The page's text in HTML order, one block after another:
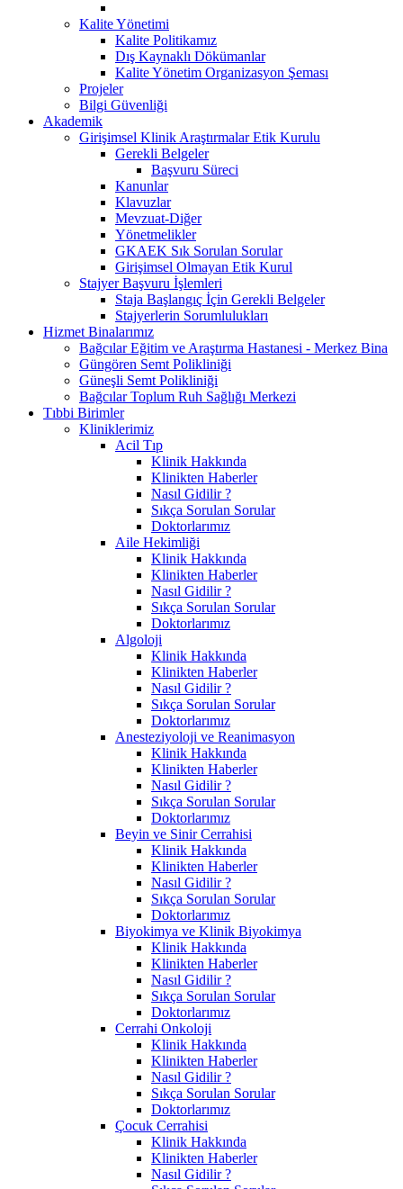
Kalite Yönetimi
Kalite Politikamız
Dış Kaynaklı Dökümanlar
Kalite Yönetim Organizasyon Şeması
Projeler
Bilgi Güvenliği
Akademik
Girişimsel Klinik Araştırmalar Etik Kurulu
Gerekli Belgeler
Başvuru Süreci
Kanunlar
Klavuzlar
Mevzuat-Diğer
Yönetmelikler
GKAEK Sık Sorulan Sorular
Girişimsel Olmayan Etik Kurul
Stajyer Başvuru İşlemleri
Staja Başlangıç İçin Gerekli Belgeler
Stajyerlerin Sorumlulukları
Hizmet Binalarımız
Bağcılar Eğitim ve Araştırma Hastanesi - Merkez Bina
Güngören Semt Polikliniği
Güneşli Semt Polikliniği
Bağcılar Toplum Ruh Sağlığı Merkezi
Tıbbi Birimler
Kliniklerimiz
Acil Tıp
Klinik Hakkında
Klinikten Haberler
Nasıl Gidilir ?
Sıkça Sorulan Sorular
Doktorlarımız
Aile Hekimliği
Klinik Hakkında
Klinikten Haberler
Nasıl Gidilir ?
Sıkça Sorulan Sorular
Doktorlarımız
Algoloji
Klinik Hakkında
Klinikten Haberler
Nasıl Gidilir ?
Sıkça Sorulan Sorular
Doktorlarımız
Anesteziyoloji ve Reanimasyon
Klinik Hakkında
Klinikten Haberler
Nasıl Gidilir ?
Sıkça Sorulan Sorular
Doktorlarımız
Beyin ve Sinir Cerrahisi
Klinik Hakkında
Klinikten Haberler
Nasıl Gidilir ?
Sıkça Sorulan Sorular
Doktorlarımız
Biyokimya ve Klinik Biyokimya
Klinik Hakkında
Klinikten Haberler
Nasıl Gidilir ?
Sıkça Sorulan Sorular
Doktorlarımız
Cerrahi Onkoloji
Klinik Hakkında
Klinikten Haberler
Nasıl Gidilir ?
Sıkça Sorulan Sorular
Doktorlarımız
Çocuk Cerrahisi
Klinik Hakkında
Klinikten Haberler
Nasıl Gidilir ?